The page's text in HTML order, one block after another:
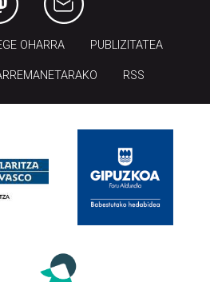
OHARRA PUBLIZITATEA
RSS